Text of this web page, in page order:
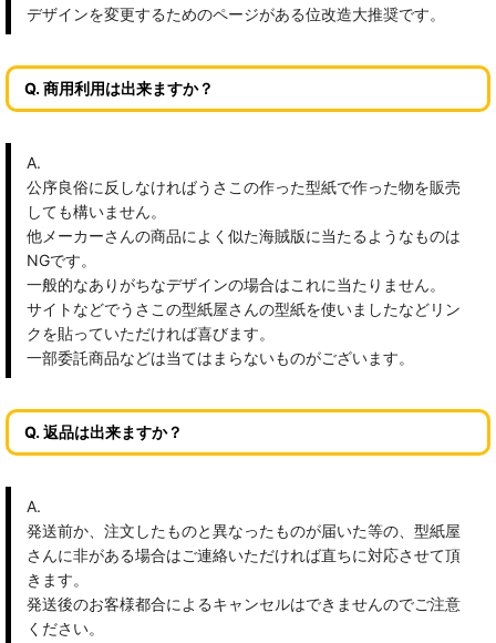
デザインを変更するためのページがある位改造大推奨です。
Q. 商用利用は出来ますか？
A.
公序良俗に反しなければうさこの作った型紙で作った物を販売
しても構いません。
他メーカーさんの商品によく似た海賊版に当たるようなものは
NGです。
一般的なありがちなデザインの場合はこれに当たりません。
サイトなどでうさこの型紙屋さんの型紙を使いましたなどリン
クを貼っていただければ喜びます。
一部委託商品などは当てはまらないものがございます。
Q. 返品は出来ますか？
A.
発送前か、注文したものと異なったものが届いた等の、型紙屋
さんに非がある場合はご連絡いただければ直ちに対応させて頂
きます。
発送後のお客様都合によるキャンセルはできませんのでご注意
ください。